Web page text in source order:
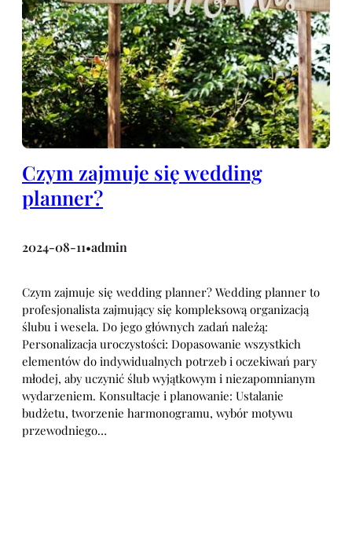
Czym zajmuje się wedding
planner?
2024-08-11•admin
Czym zajmuje się wedding planner? Wedding planner to
profesjonalista zajmujący się kompleksową organizacją
ślubu i wesela. Do jego głównych zadań należą:
Personalizacja uroczystości: Dopasowanie wszystkich
elementów do indywidualnych potrzeb i oczekiwań pary
młodej, aby uczynić ślub wyjątkowym i niezapomnianym
wydarzeniem. Konsultacje i planowanie: Ustalanie
budżetu, tworzenie harmonogramu, wybór motywu
przewodniego…